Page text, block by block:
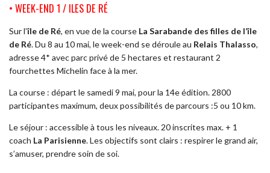
• WEEK-END 1 / ILES DE RÉ
Sur l’île de Ré, en vue de la course La Sarabande des filles de l’île
de Ré. Du 8 au 10 mai, le week-end se déroule au Relais Thalasso,
adresse 4* avec parc privé de 5 hectares et restaurant 2
fourchettes Michelin face à la mer.
La course : départ le samedi 9 mai, pour la 14e édition. 2800
participantes maximum, deux possibilités de parcours :5 ou 10 km.
Le séjour : accessible à tous les niveaux. 20 inscrites max. + 1
coach La Parisienne. Les objectifs sont clairs : respirer le grand air,
s’amuser, prendre soin de soi.